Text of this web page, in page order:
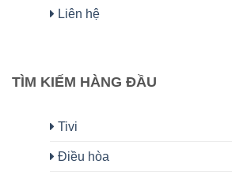
Liên hệ
TÌM KIẾM HÀNG ĐẦU
Tivi
Điều hòa